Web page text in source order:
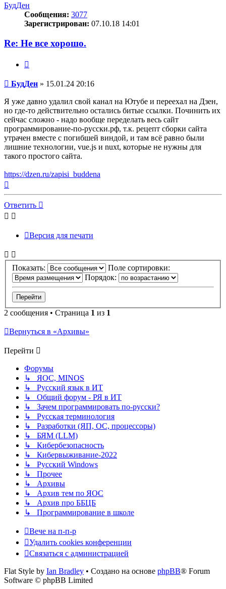
БудДен
Сообщения: 3077
Зарегистрирован: 07.10.18 14:01
Re: Не все хорошо.
Сообщение
БудДен » 15.01.24 20:16
Я уже давно удалил свой канал на Ютубе и переехал на Дзен,
но где-то действительно остались битые ссылки. Починить их
сейчас сложно - надо вообще переделать весь сайт
программирование-по-русски.рф, т.к. рецепт сборки сайта
утрачен вместе с погибшей виндой, и там всё равно были
лишние технологии, vue.js и nuxt, которые не нужны для
такого простого сайта.
https://dzen.ru/zapisi_buddena
началу
Ответить
Версия для печати
Показать:
Поле сортировки:
Порядок:
2 сообщения • Страница 1 из 1
Вернуться в «Архивы»
Перейти
Форумы
↳ ЯОС, MINOS
↳ Русский язык в ИТ
↳ Общий форум - РЯ в ИТ
↳ Зачем программировать по-русски?
↳ Русская терминология
↳ Разработки (ЯП, ОС, процессоры)
↳ БЯМ (LLM)
↳ Кибербезопасность
↳ Кибервыживание-2022
↳ Русский Windows
↳ Прочее
↳ Архивы
↳ Архив тем по ЯОС
↳ Архив про ББЦБ
↳ Программирование в школе
Вече на п-п-р
Удалить cookies конференции
Связаться с администрацией
Flat Style by Ian Bradley • Создано на основе phpBB® Forum
Software © phpBB Limited